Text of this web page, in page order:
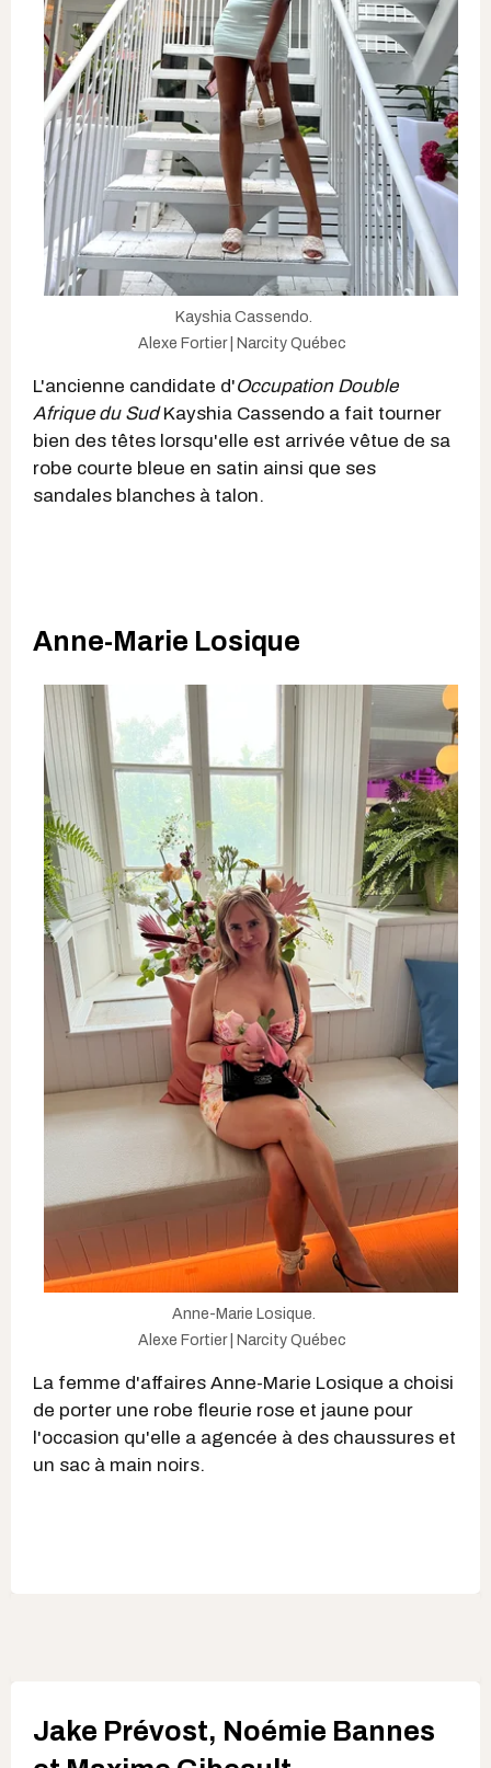
Kayshia Cassendo.
Alexe Fortier | Narcity Québec
L'ancienne candidate d'Occupation Double
Afrique du SudKayshia Cassendo a fait tourner
bien des têtes lorsqu'elle est arrivée vêtue de sa
robe courte bleue en satin ainsi que ses
sandales blanches à talon.
Anne-Marie Losique
Anne-Marie Losique.
Alexe Fortier | Narcity Québec
La femme d'affaires Anne-Marie Losique a choisi
de porter une robe fleurie rose et jaune pour
l'occasion qu'elle a agencée à des chaussures et
un sac à main noirs.
Jake Prévost, Noémie Bannes